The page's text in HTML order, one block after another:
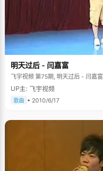
明天过后 - 闫嘉富
飞宇视频 第75期, 明天过后 - 闫嘉富
UP主: 飞宇视频
歌曲 • 2010/6/17